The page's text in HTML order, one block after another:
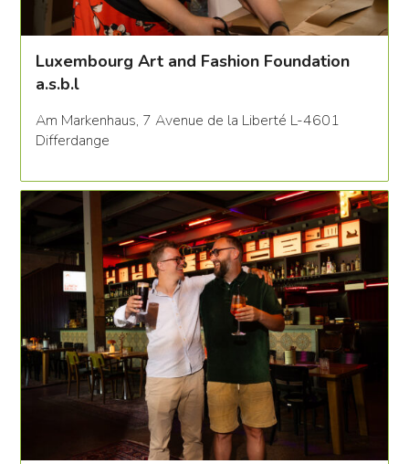
Luxembourg Art and Fashion Foundation
a.s.b.l
Am Markenhaus, 7 Avenue de la Liberté L-4601
Differdange